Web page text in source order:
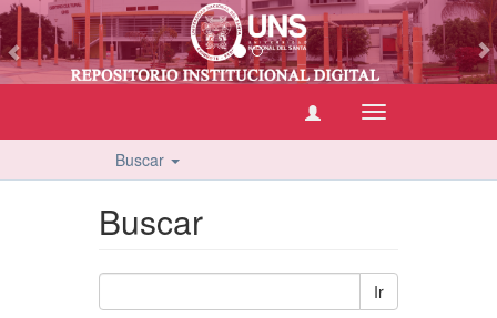
Cambiar
navegación
Buscar
Buscar
Ir